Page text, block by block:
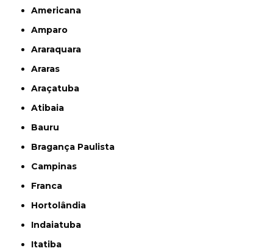
Americana
Amparo
Araraquara
Araras
Araçatuba
Atibaia
Bauru
Bragança Paulista
Campinas
Franca
Hortolândia
Indaiatuba
Itatiba